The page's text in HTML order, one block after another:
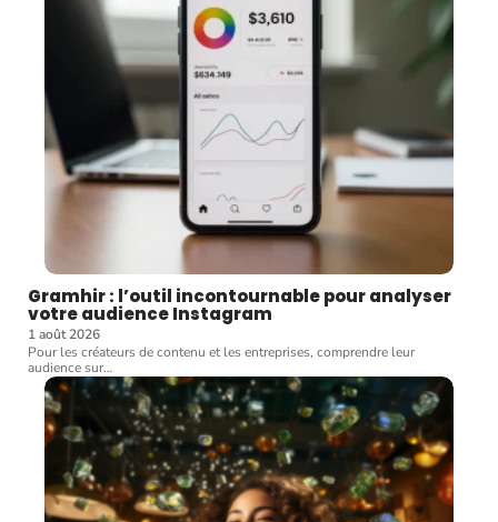
Gramhir : l’outil incontournable pour analyser
votre audience Instagram
1 août 2026
Pour les créateurs de contenu et les entreprises, comprendre leur
audience sur…